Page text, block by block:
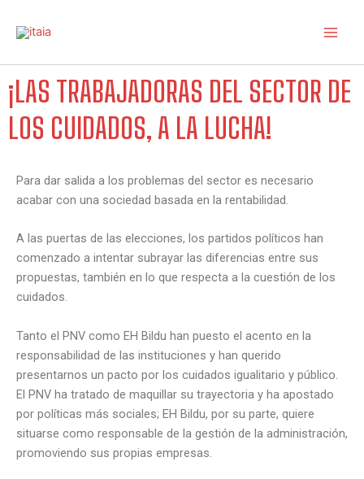
¡LAS TRABAJADORAS DEL SECTOR DE
LOS CUIDADOS, A LA LUCHA!
Para dar salida a los problemas del sector es necesario
acabar con una sociedad basada en la rentabilidad.
A las puertas de las elecciones, los partidos políticos han
comenzado a intentar subrayar las diferencias entre sus
propuestas, también en lo que respecta a la cuestión de los
cuidados.
Tanto el PNV como EH Bildu han puesto el acento en la
responsabilidad de las instituciones y han querido
presentarnos un pacto por los cuidados igualitario y público.
El PNV ha tratado de maquillar su trayectoria y ha apostado
por políticas más sociales; EH Bildu, por su parte, quiere
situarse como responsable de la gestión de la administración,
promoviendo sus propias empresas.